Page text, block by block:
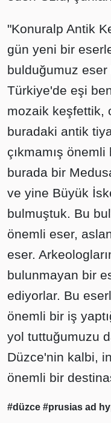
"Konuralp Antik
gün yeni bir
bulduğumuz eser
Türkiye'de eşi
mozaik keşfettik,
buradaki antik
çıkmamış
burada bir
ve yine Büyük
bulmuştuk. Bu
önemli eser,
eser.
bulunmayan bir
ediyorlar. Bu
önemli bir iş
yol tuttuğumuzu
Düzce'nin kalbi,
önemli bir
#düzce #prusias ad